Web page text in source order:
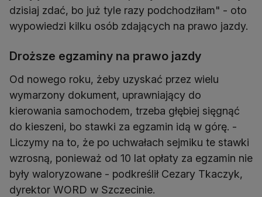
dzisiaj zdać, bo już tyle razy podchodziłam" - oto
wypowiedzi kilku osób zdających na prawo jazdy.
Droższe egzaminy na prawo jazdy
Od nowego roku, żeby uzyskać przez wielu
wymarzony dokument, uprawniający do
kierowania samochodem, trzeba głębiej sięgnąć
do kieszeni, bo stawki za egzamin idą w górę. -
Liczymy na to, że po uchwałach sejmiku te stawki
wzrosną, ponieważ od 10 lat opłaty za egzamin nie
były waloryzowane - podkreślił Cezary Tkaczyk,
dyrektor WORD w Szczecinie.